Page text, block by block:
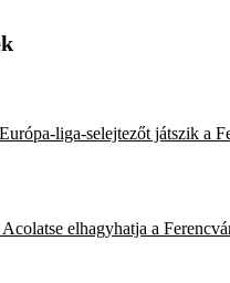
liga-selejtezőt játszik a
elhagyhatja a